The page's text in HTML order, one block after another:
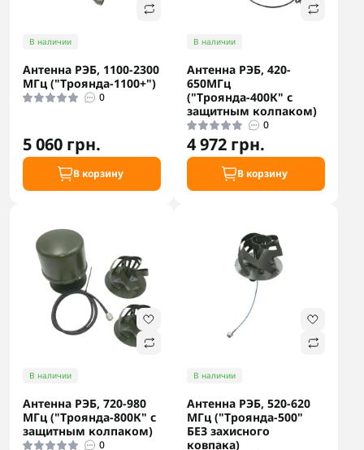
В наличии
Антенна РЭБ, 1100-2300
МГц ("Троянда-1100+")
0
5 060 грн.
В корзину
В наличии
Антенна РЭБ, 420-
650МГц
("Троянда-400К" с
защитным колпаком)
0
4 972 грн.
В корзину
В наличии
Антенна РЭБ, 720-980
МГц ("Троянда-800К" с
защитным колпаком)
0
В наличии
Антенна РЭБ, 520-620
МГц ("Троянда-500"
БЕЗ захисного
ковпака)